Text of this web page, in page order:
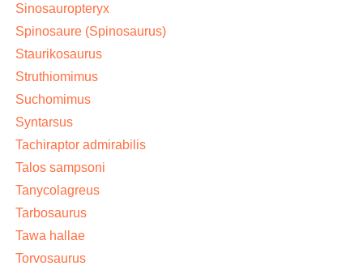
Sinosauropteryx
Spinosaure (Spinosaurus)
Staurikosaurus
Struthiomimus
Suchomimus
Syntarsus
Tachiraptor admirabilis
Talos sampsoni
Tanycolagreus
Tarbosaurus
Tawa hallae
Torvosaurus